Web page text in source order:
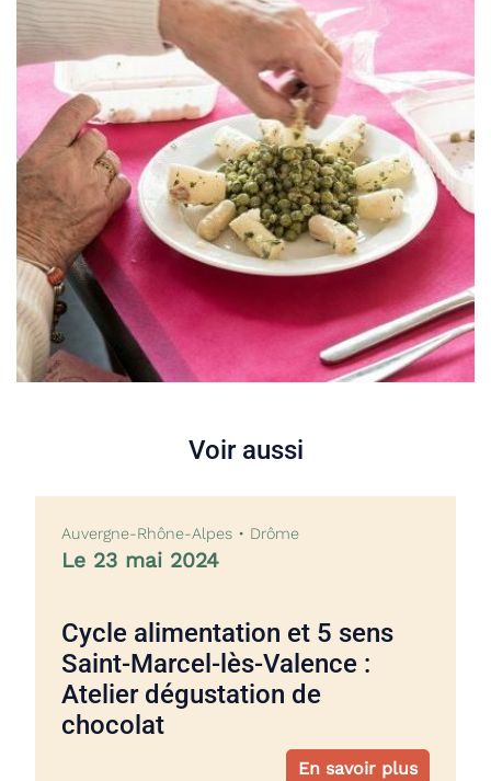
Voir aussi
Auvergne-Rhône-Alpes • Drôme
Le 23 mai 2024
Cycle alimentation et 5 sens
Saint-Marcel-lès-Valence :
Atelier dégustation de
chocolat
En savoir plus